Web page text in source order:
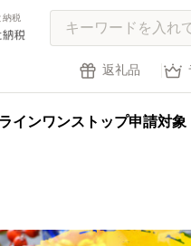
納税
返礼品
インワンストップ申請対象